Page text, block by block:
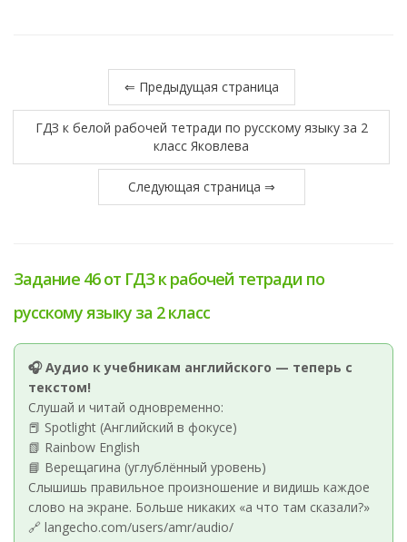
⇐ Предыдущая страница
ГДЗ к белой рабочей тетради по русскому языку за 2
класс Яковлева
Следующая страница ⇒
Задание 46 от ГДЗ к рабочей тетради по
русскому языку за 2 класс
🎧 Аудио к учебникам английского — теперь с
текстом!
Слушай и читай одновременно:
📕 Spotlight (Английский в фокусе)
📗 Rainbow English
📘 Верещагина (углублённый уровень)
Слышишь правильное произношение и видишь каждое
слово на экране. Больше никаких «а что там сказали?»
🔗 langecho.com/users/amr/audio/